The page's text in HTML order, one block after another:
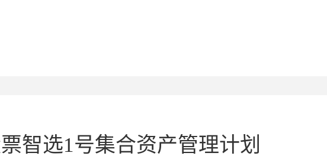
智选1号集合资产管理计划